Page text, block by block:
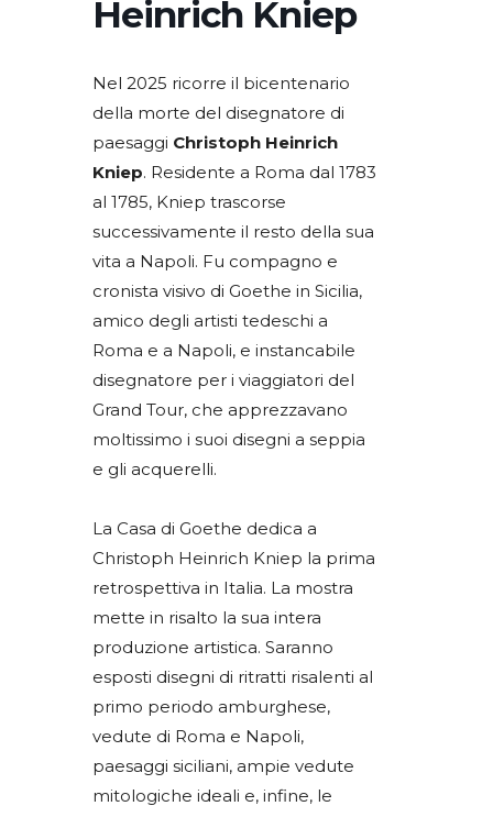
Heinrich Kniep
Nel 2025 ricorre il bicentenario
della morte del disegnatore di
paesaggi Christoph Heinrich
Kniep. Residente a Roma dal 1783
al 1785, Kniep trascorse
successivamente il resto della sua
vita a Napoli. Fu compagno e
cronista visivo di Goethe in Sicilia,
amico degli artisti tedeschi a
Roma e a Napoli, e instancabile
disegnatore per i viaggiatori del
Grand Tour, che apprezzavano
moltissimo i suoi disegni a seppia
e gli acquerelli.
La Casa di Goethe dedica a
Christoph Heinrich Kniep la prima
retrospettiva in Italia. La mostra
mette in risalto la sua intera
produzione artistica. Saranno
esposti disegni di ritratti risalenti al
primo periodo amburghese,
vedute di Roma e Napoli,
paesaggi siciliani, ampie vedute
mitologiche ideali e, infine, le